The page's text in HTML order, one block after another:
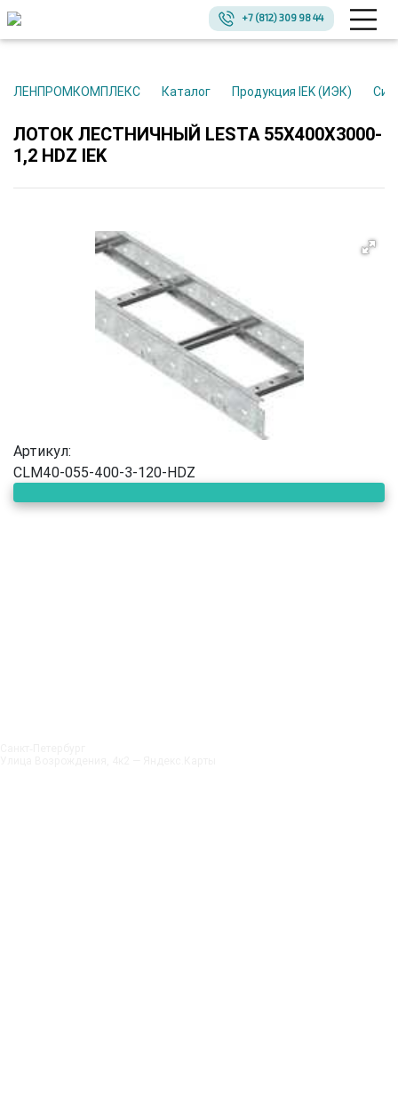
+7 (812) 309 98 44
ЛЕНПРОМКОМПЛЕКС Каталог Продукция IEK (ИЭК)
ЛОТОК ЛЕСТНИЧНЫЙ LESTA 55Х400Х3000-
1,2 HDZ IEK
Артикул:
CLM40-055-400-3-120-HDZ